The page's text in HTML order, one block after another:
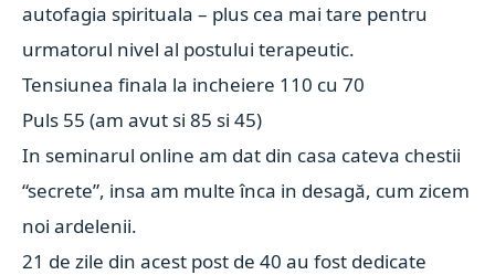
autofagia spirituala – plus cea mai tare pentru
urmatorul nivel al postului terapeutic.
Tensiunea finala la incheiere 110 cu 70
Puls 55 (am avut si 85 si 45)
In seminarul online am dat din casa cateva chestii
“secrete”, insa am multe înca in desagă, cum zicem
noi ardelenii.
21 de zile din acest post de 40 au fost dedicate